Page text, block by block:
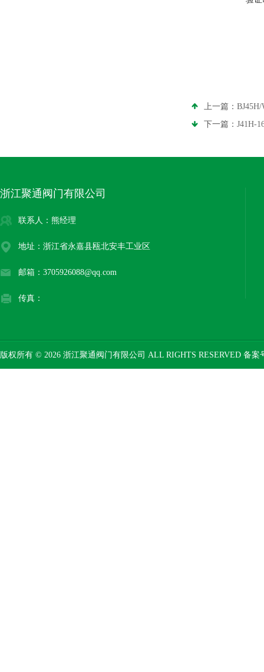
上一篇：
下一篇： J41H-
浙江聚通阀门有限公司
联系人：熊经理
地址：浙江省永嘉县瓯北安丰工业区
邮箱：3705926088@qq.com
传真：
版权所有 © 2026 浙江聚通阀门有限公司 ALL RIGHTS RESERVED 备案